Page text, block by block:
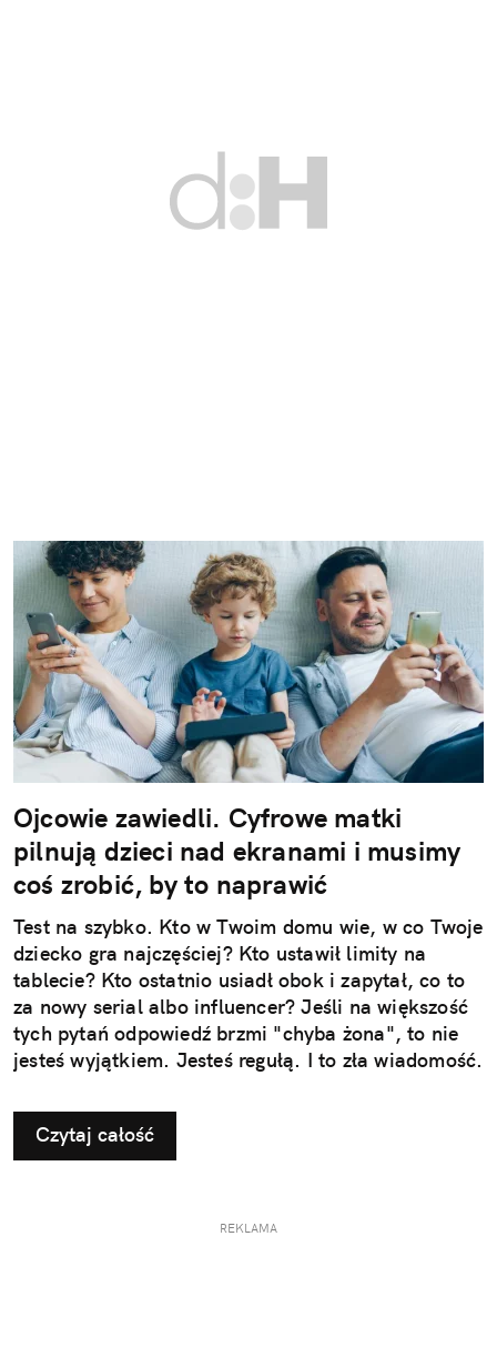
Ojcowie zawiedli. Cyfrowe matki
pilnują dzieci nad ekranami i musimy
coś zrobić, by to naprawić
Test na szybko. Kto w Twoim domu wie, w co Twoje
dziecko gra najczęściej? Kto ustawił limity na
tablecie? Kto ostatnio usiadł obok i zapytał, co to
za nowy serial albo influencer? Jeśli na większość
tych pytań odpowiedź brzmi "chyba żona", to nie
jesteś wyjątkiem. Jesteś regułą. I to zła wiadomość.
Czytaj całość
REKLAMA